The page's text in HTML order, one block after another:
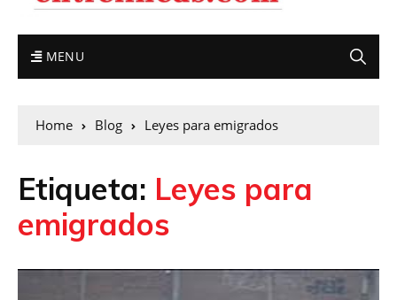
MENU
Home Blog Leyes para emigrados
Etiqueta: Leyes para
emigrados